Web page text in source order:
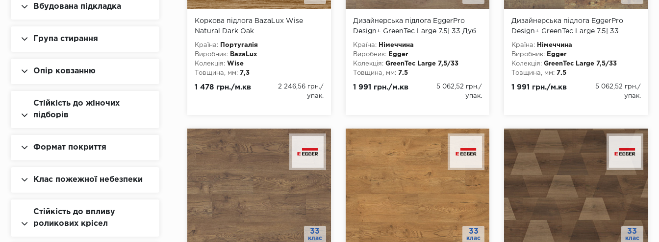
Вбудована підкладка
Група стирання
Опір ковзанню
Стійкість до жіночих
підборів
Формат покриття
Клас пожежної небезпеки
Стійкість до впливу
роликових крісел
Коркова підлога BazaLux Wise
Natural Dark Oak
Країна:
Португалія
Виробник:
BazaLux
Колекція: Wise
Товщина, мм: 7,3
Довжина, мм:
Наявність фаски: 4 стороння
Вологостійкість: так
Тип основи: Коркова основа
1 478 грн./м.кв 2 246,56 грн./
упак.
Дизайнерська підлога EggerPro
Design+ GreenTec Large 7.5| 33 Дуб
Середа EPD003
Країна:
Німеччина
Виробник:
Egger
Колекція: GreenTec Large 7,5/33
Товщина, мм: 7.5
Довжина, мм:
Наявність фаски: 4 стороння
Вологостійкість:
так
Тип основи:
GreenTec board
1 991 грн./м.кв 5 062,52 грн./
упак.
Дизайнерська підлога EggerPro
Design+ GreenTec Large 7.5| 33
Деревина Істра EPD004
Країна:
Німеччина
Виробник:
Egger
Колекція: GreenTec Large 7,5/33
Товщина, мм: 7.5
Довжина, мм:
Наявність фаски: 4 стороння
Вологостійкість:
Тип основи:
GreenTec board
1 991 грн./м.кв 5 062,52 грн./
упак.
33
клас
33
клас
33
клас